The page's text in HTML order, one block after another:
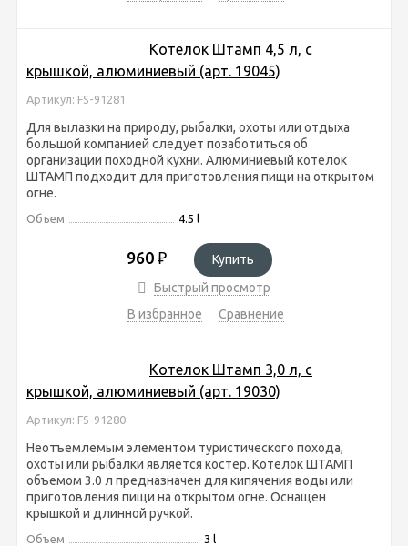
Котелок Штамп 4,5 л, с
крышкой, алюминиевый (арт. 19045)
Артикул: FS-91281
Для вылазки на природу, рыбалки, охоты или отдыха
большой компанией следует позаботиться об
организации походной кухни. Алюминиевый котелок
ШТАМП подходит для приготовления пищи на открытом
огне.
Объем 4.5 l
960 ₽
Купить
Быстрый просмотр
В избранное
Сравнение
Котелок Штамп 3,0 л, с
крышкой, алюминиевый (арт. 19030)
Артикул: FS-91280
Неотъемлемым элементом туристического похода,
охоты или рыбалки является костер. Котелок ШТАМП
объемом 3.0 л предназначен для кипячения воды или
приготовления пищи на открытом огне. Оснащен
крышкой и длинной ручкой.
Объем 3 l